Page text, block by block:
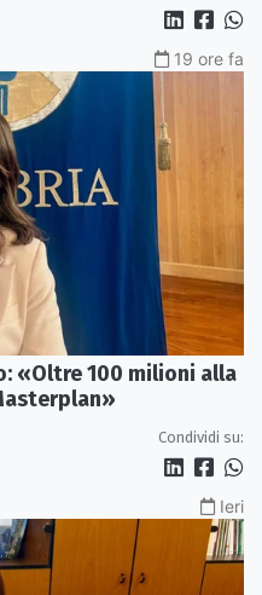
19 ore fa
«Oltre 100 milioni alla
Condividi su:
Ieri